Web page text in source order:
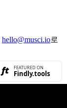
hello@musci.io로